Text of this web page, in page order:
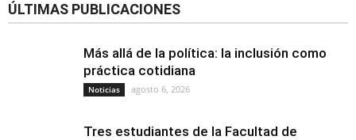
ÚLTIMAS PUBLICACIONES
Más allá de la política: la inclusión como
práctica cotidiana
Noticias agosto 6, 2026
Tres estudiantes de la Facultad de